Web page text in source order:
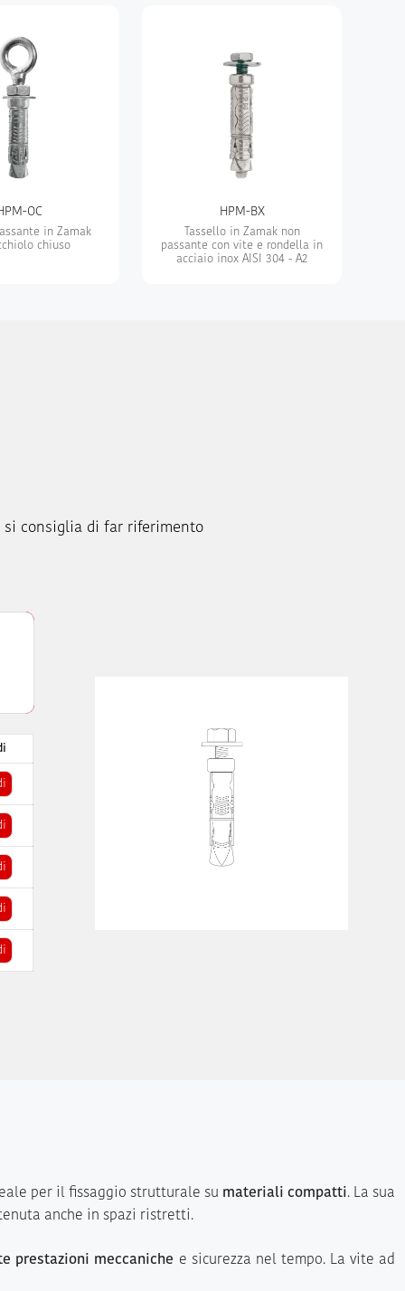
OC
in Zamak
chiuso
HPM-BX
Tassello in Zamak non
passante con vite e rondella in
acciaio inox AISI 304 - A2
si consiglia di far riferimento
per il fissaggio strutturale su materiali compatti. La sua
anche in spazi ristretti.
prestazioni meccaniche e sicurezza nel tempo. La vite ad